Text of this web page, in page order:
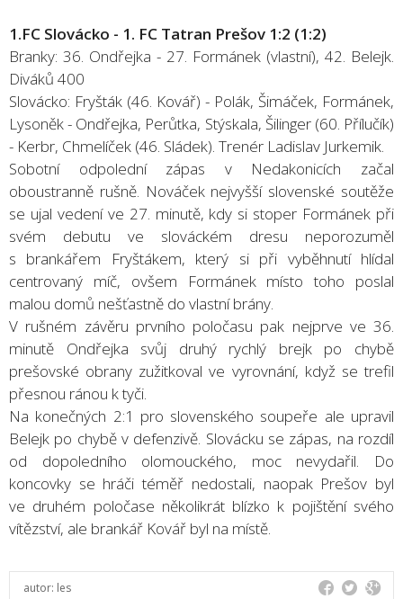
1.FC Slovácko - 1. FC Tatran Prešov 1:2 (1:2)
Branky: 36. Ondřejka - 27. Formánek (vlastní), 42. Belejk.
Diváků 400
Slovácko: Fryšták (46. Kovář) - Polák, Šimáček, Formánek,
Lysoněk - Ondřejka, Perůtka, Stýskala, Šilinger (60. Přílučík)
- Kerbr, Chmelíček (46. Sládek). Trenér Ladislav Jurkemik.
Sobotní odpolední zápas v Nedakonicích začal
oboustranně rušně. Nováček nejvyšší slovenské soutěže
se ujal vedení ve 27. minutě, kdy si stoper Formánek při
svém debutu ve slováckém dresu neporozuměl
s brankářem Fryštákem, který si při vyběhnutí hlídal
centrovaný míč, ovšem Formánek místo toho poslal
malou domů nešťastně do vlastní brány.
V rušném závěru prvního poločasu pak nejprve ve 36.
minutě Ondřejka svůj druhý rychlý brejk po chybě
prešovské obrany zužitkoval ve vyrovnání, když se trefil
přesnou ránou k tyči.
Na konečných 2:1 pro slovenského soupeře ale upravil
Belejk po chybě v defenzivě. Slovácku se zápas, na rozdíl
od dopoledního olomouckého, moc nevydařil. Do
koncovky se hráči téměř nedostali, naopak Prešov byl
ve druhém poločase několikrát blízko k pojištění svého
vítězství, ale brankář Kovář byl na místě.
autor: les